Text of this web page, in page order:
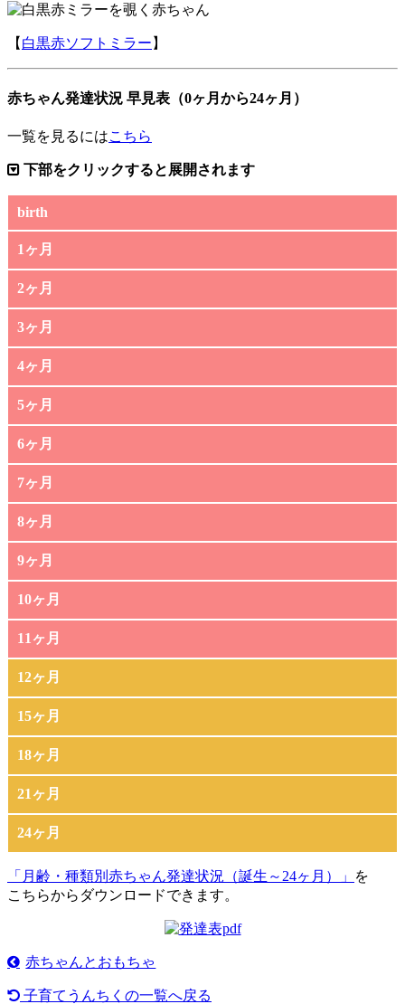
【 白黒赤ソフトミラー 】
赤ちゃん発達状況 早見表（0ヶ月から24ヶ月）
一覧を見るにはこちら
下部をクリックすると展開されます
birth
1ヶ月
2ヶ月
3ヶ月
4ヶ月
5ヶ月
6ヶ月
7ヶ月
8ヶ月
9ヶ月
10ヶ月
11ヶ月
12ヶ月
15ヶ月
18ヶ月
21ヶ月
24ヶ月
「月齢・種類別赤ちゃん発達状況（誕生～24ヶ月）」
を
こちらからダウンロードできます。
赤ちゃんとおもちゃ
子育てうんちくの一覧へ戻る